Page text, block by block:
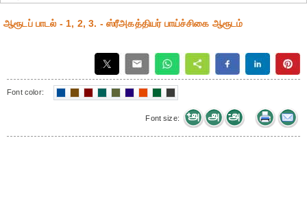
ஆரூடப் பாடல் - 1, 2, 3. - ஸ்ரீஅகத்தியர் பாய்ச்சிகை ஆரூடம்
Font color:
Font size: